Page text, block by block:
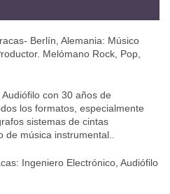
Berlín, Alemania: Músico
Melómano Rock, Pop,
con 30 años de
los formatos, especialmente
sistemas de cintas
música instrumental..
Ingeniero Electrónico, Audiófilo